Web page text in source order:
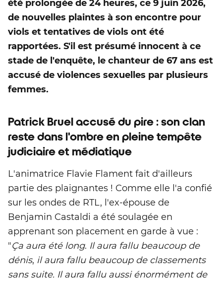
été prolongée de 24 heures, ce 9 juin 2026,
de nouvelles plaintes à son encontre pour
viols et tentatives de viols ont été
rapportées. S'il est présumé innocent à ce
stade de l'enquête, le chanteur de 67 ans est
accusé de violences sexuelles par plusieurs
femmes.
Patrick Bruel accusé du pire : son clan
reste dans l'ombre en pleine tempête
judiciaire et médiatique
L'animatrice Flavie Flament fait d'ailleurs
partie des plaignantes ! Comme elle l'a confié
sur les ondes de RTL, l'ex-épouse de
Benjamin Castaldi a été soulagée en
apprenant son placement en garde à vue :
"Ça aura été long. Il aura fallu beaucoup de
dénis, il aura fallu beaucoup de classements
sans suite. Il aura fallu aussi énormément de